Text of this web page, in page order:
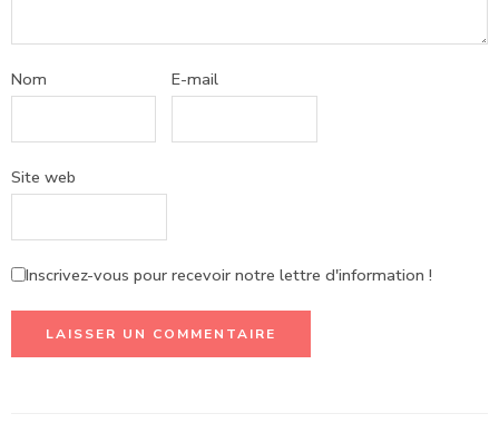
Nom E-mail
Site web
Inscrivez-vous pour recevoir notre lettre d'information !